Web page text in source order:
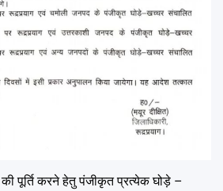
की पूर्ति करने हेतु पंजीकृत प्रत्येक घोड़े –